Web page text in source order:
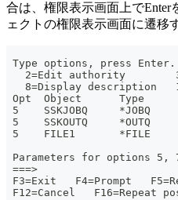
合は、権限表示画面上で
ェクトの権限表示画面に遷移
Type options, press Enter.
2=Edit authority
8=Display description
Opt  Object      Type
5    SSKJOBQ
5    SSKOUTQ
5    FILE1       *FILE
Parameters for options 5, 7
===>
F3=Exit   F4=Prompt
F12=Cancel   F16=Repeat